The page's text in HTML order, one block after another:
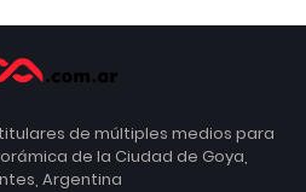
de múltiples medios para
de la Ciudad de Goya,
Argentina